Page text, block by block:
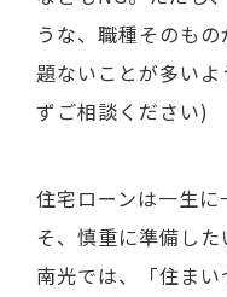
うな、職種そのも
題ないことが多い
ずご相談ください)
住宅ローンは一生
そ、慎重に準備した
南光では、「住ま